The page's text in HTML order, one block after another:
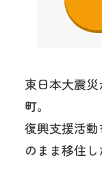
東日本大震
町。
復興支援活
のまま移住し